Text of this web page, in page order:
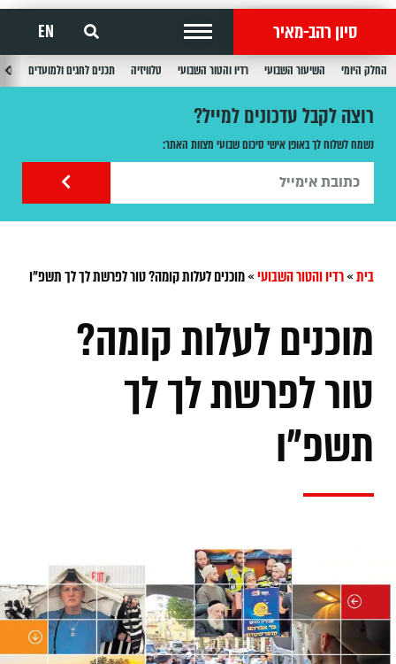
סיון רהב-מאיר EN
החלק היומי השיעור השבועי רדיו והטור השבועי טלוויזיה תכנים לחגים ולמועדים
רוצה לקבל עדכונים למייל?
נשמח לשלוח לך באופן אישי סיכום שבועי מצוות האתר:
בית»רדיו והטור השבועי»מוכנים לעלות קומה? טור לפרשת לך לך תשפ"ו
מוכנים לעלות קומה?
טור לפרשת לך לך
תשפ"ו